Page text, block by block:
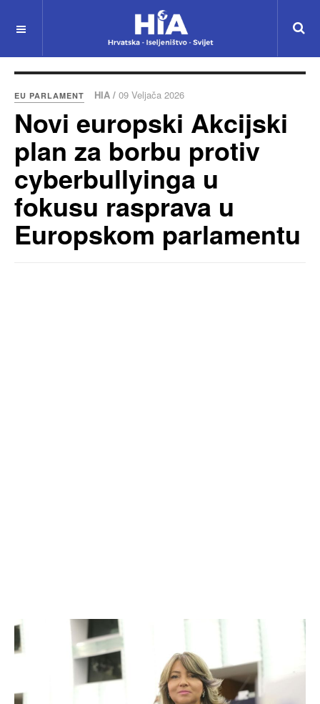
EU PARLAMENT HIA / 09 Veljača 2026
Novi europski Akcijski
plan za borbu protiv
cyberbullyinga u
fokusu rasprava u
Europskom parlamentu